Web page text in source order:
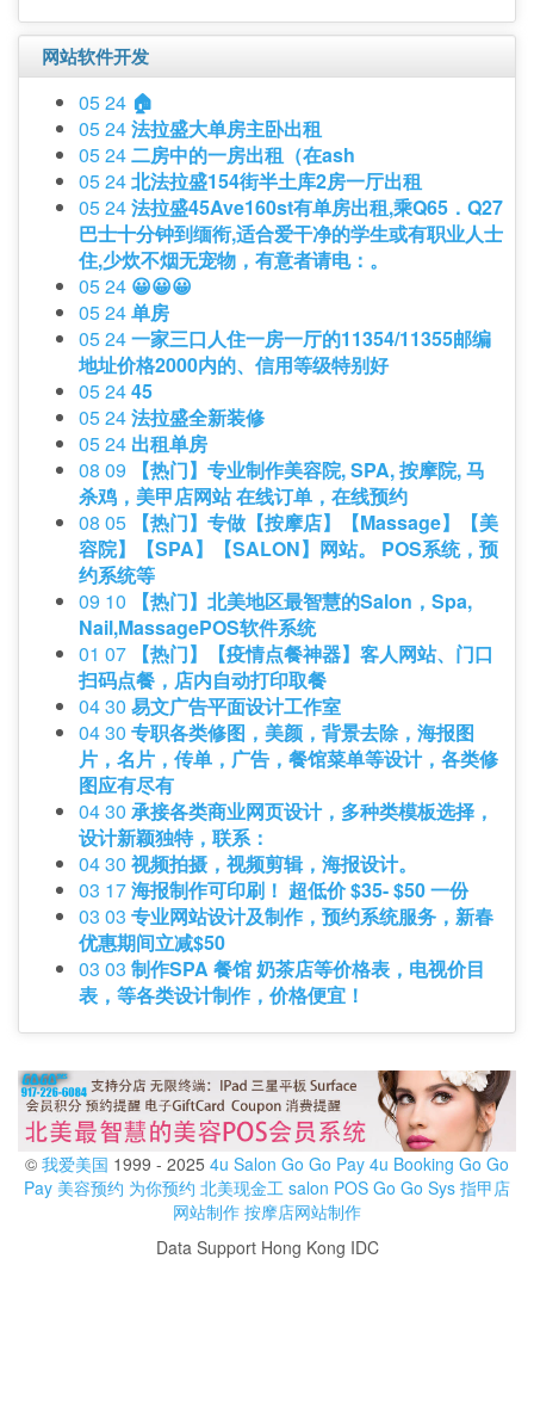
网站软件开发
05 24 🏠
05 24法拉盛大单房主卧出租
05 24二房中的一房出租（在ash
05 24北法拉盛154街半土库2房一厅出租
05 24法拉盛45Ave160st有单房出租,乘Q65．Q27
巴士十分钟到缅衔,适合爱干净的学生或有职业人士
住,少炊不烟无宠物，有意者请电：。
05 24 😀😀😀
05 24单房
05 24一家三口人住一房一厅的11354/11355邮编
地址价格2000内的、信用等级特别好
05 2445
05 24法拉盛全新装修
05 24 出租单房
08 09
【热门】专业制作美容院, SPA, 按摩院, 马
杀鸡，美甲店网站 在线订单，在线预约
08 05
【热门】专做【按摩店】【Massage】【美
容院】【SPA】【SALON】网站。 POS系统，预
约系统等
09 10
【热门】北美地区最智慧的Salon，Spa,
Nail,MassagePOS软件系统
01 07
【热门】【疫情点餐神器】客人网站、门口
扫码点餐，店内自动打印取餐
04 30 易文广告平面设计工作室
04 30 专职各类修图，美颜，背景去除，海报图
片，名片，传单，广告，餐馆菜单等设计，各类修
图应有尽有
04 30 承接各类商业网页设计，多种类模板选择，
设计新颖独特，联系：
04 30 视频拍摄，视频剪辑，海报设计。
03 17海报制作可印刷！ 超低价 $35- $50 一份
03 03 专业网站设计及制作，预约系统服务，新春
优惠期间立减$50
03 03 制作SPA 餐馆 奶茶店等价格表，电视价目
表，等各类设计制作，价格便宜！
© 我爱美国 1999 - 2025 4u Salon Go Go Pay 4u Booking Go Go
Pay 美容预约 为你预约 北美现金工 salon POS Go Go Sys 指甲店
网站制作 按摩店网站制作
Data Support Hong Kong IDC